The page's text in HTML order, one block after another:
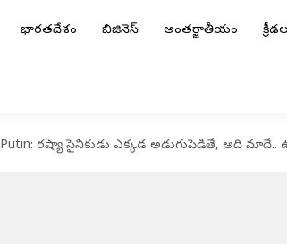
భారతదేశం బిజినెస్ అంతర్జాతీయం
Putin: రష్యా సైనికుడు ఎక్కడ అడుగుపెడితే, అది మాదే..